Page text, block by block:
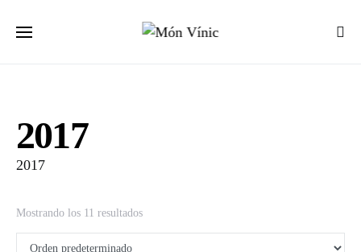
2017
2017
Mostrando los 11 resultados